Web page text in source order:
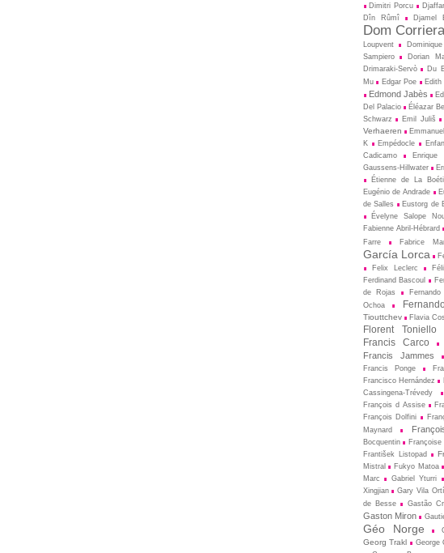
Dimitri Porcu
Dîn Rûmî
Djamel
Dom
Loupvent
Sampiero
Dorian
Drimaraki-Servò
Du
Mu
Edgar Poe Edith
Edmond Jabès
Del Palacio
Éléazar
Schwarz
Emil Juliš
Verhaeren
K
Empédocle
Cadicamo
Enrique
Gaussens-Hillwater
Étienne de La
Eugénio de Andrade
de Salles
Eustorg de
Évelyne Salope
Fabienne Abril-Hébrard
Farre
Fabrice
García Lorca
Felix Leclerc
Ferdinand Bascoul
de Rojas
Ochoa
Tiouttchev
Flavia
Florent Toniello
Francis Carco
Francis Jammes
Francis Ponge
Francisco Hernández
Cassingena-Trévedy
François d Assise
François Dolfini
Maynard
Bocquentin
Françoise
František Listopad
Mistral
Fukyo Matoa
Marc
Gabriel Yturri
Xingjian
Gary Vila
de Besse
Gastão
Gaston Miron
Géo Norge
Georg Trakl George